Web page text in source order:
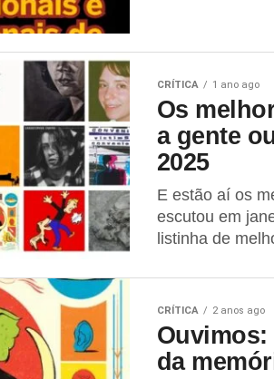
CRÍTICA 1 ano ago
Os
a gente
2025
E estão aí os
escutou em
listinha de
CRÍTICA 2 anos ago
Ouvimos:
da